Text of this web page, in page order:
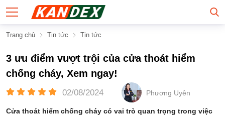
Trang chủ Tin tức Tin tức
3 ưu điểm vượt trội của cửa thoát hiểm
chống cháy, Xem ngay!
02/08/2024 Phương Uyên
Cửa thoát hiểm chống cháy có vai trò quan trọng trong việc